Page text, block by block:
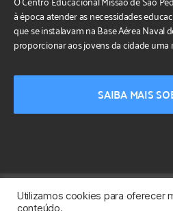
à época atender as necessidades
que se instalavam na Base Aérea Naval
proporcionar aos jovens da cidade
SAIBA MAIS
Desenvolvido porNPI Brasil
Utilizamos cookies para oferecer
conteúdo.